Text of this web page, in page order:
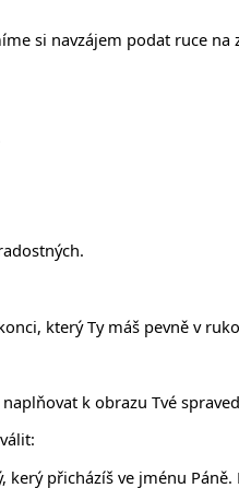
si navzájem podat ruce
který Ty máš pevně v
k obrazu Tvé
kerý přicházíš ve jménu